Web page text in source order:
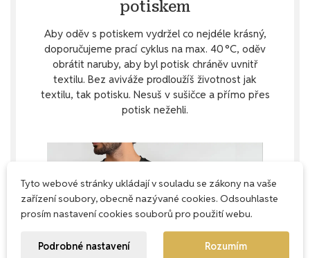
potiskem
Aby oděv s potiskem vydržel co nejdéle krásný,
doporučujeme prací cyklus na max. 40 °C, oděv
obrátit naruby, aby byl potisk chráněv uvnitř
textilu. Bez aviváže prodloužíš životnost jak
textilu, tak potisku. Nesuš v sušičce a přímo přes
potisk nežehli.
Tyto webové stránky ukládají v souladu se zákony na vaše
zařízení soubory, obecně nazývané cookies. Odsouhlaste
prosím nastavení cookies souborů pro použití webu.
Podrobné nastavení Rozumím